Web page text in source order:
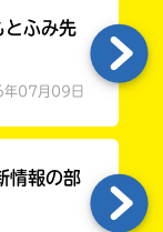
ふみ先
07月09日
情報の部